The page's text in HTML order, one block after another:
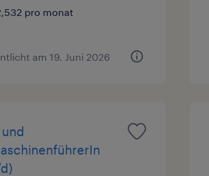
pro monat
am 19. Juni 2026